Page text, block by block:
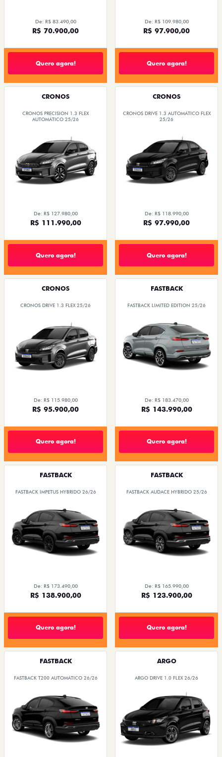
De: R$ 83.490,00
R$ 70.900,00
Quero agora!
De: R$ 109.980,00
R$ 97.900,00
Quero agora!
CRONOS
CRONOS PRECISION 1.3 FLEX
AUTOMÁTICO 25/26
De: R$ 127.980,00
R$ 111.990,00
Quero agora!
CRONOS
CRONOS DRIVE 1.3 AUTOMÁTICO FLEX
25/26
De: R$ 118.990,00
R$ 97.990,00
Quero agora!
CRONOS
CRONOS DRIVE 1.3 FLEX 25/26
De: R$ 115.980,00
R$ 95.900,00
Quero agora!
FASTBACK
FASTBACK LIMITED EDITION 25/26
De: R$ 183.470,00
R$ 143.990,00
Quero agora!
FASTBACK
FASTBACK IMPETUS HYBRIDO 26/26
De: R$ 173.490,00
R$ 138.900,00
Quero agora!
FASTBACK
FASTBACK AUDACE HYBRIDO 25/26
De: R$ 165.990,00
R$ 123.900,00
Quero agora!
FASTBACK
FASTBACK T200 AUTOMÁTICO 26/26
ARGO
ARGO DRIVE 1.0 FLEX 26/26